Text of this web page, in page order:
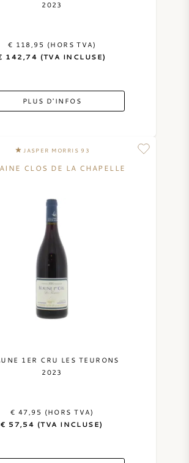
2023
€ 118,95 (HORS TVA)
142,74 (TVA INCLUSE)
PLUS D'INFOS
JASPER MORRIS 93
CLOS DE LA CHAPELLE
1ER CRU LES TEURONS
2023
€ 47,95 (HORS TVA)
€ 57,54 (TVA INCLUSE)